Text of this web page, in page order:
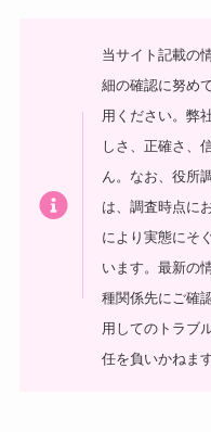
当サイト記載の
細の確認に努め
用ください。弊
しさ、正確さ、
ん。なお、役所
は、調査時点に
により実態にそ
います。最新の
種関係先にご確
用してのトラブ
任を負いかねます